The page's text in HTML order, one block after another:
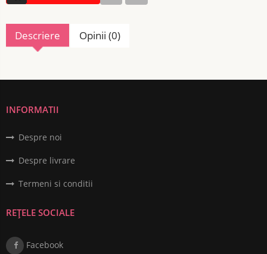
Descriere Opinii (0)
INFORMATII
Despre noi
Despre livrare
Termeni si conditii
REȚELE SOCIALE
Facebook